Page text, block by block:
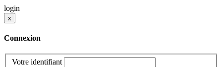
login
x
Connexion
Votre identifiant